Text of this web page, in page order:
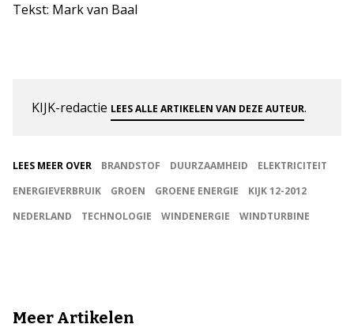
Tekst: Mark van Baal
KIJK-redactie LEES ALLE ARTIKELEN VAN DEZE AUTEUR.
LEES MEER OVER BRANDSTOF DUURZAAMHEID
ELEKTRICITEIT
ENERGIEVERBRUIK
GROEN GROENE ENERGIE
KIJK 12-2012
NEDERLAND
TECHNOLOGIE WINDENERGIE WINDTURBINE
Meer Artikelen